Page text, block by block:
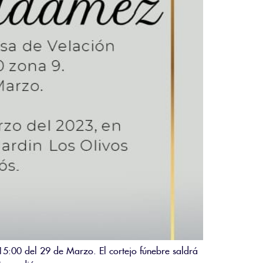
del 29 de Marzo. El cortejo fúnebre saldrá